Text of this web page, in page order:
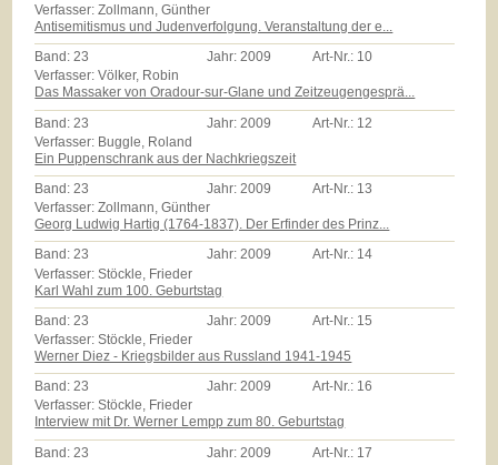
Verfasser: Zollmann, Günther
Antisemitismus und Judenverfolgung. Veranstaltung der e...
Band:23 Jahr:2009 Art-Nr.: 10
Verfasser: Völker, Robin
Das Massaker von Oradour-sur-Glane und Zeitzeugengesprä...
Band: 23 Jahr: 2009 Art-Nr.: 12
Verfasser: Buggle, Roland
Ein Puppenschrank aus der Nachkriegszeit
Band:23 Jahr:2009 Art-Nr.: 13
Verfasser: Zollmann, Günther
Georg Ludwig Hartig (1764-1837). Der Erfinder des Prinz...
Band:23 Jahr:2009 Art-Nr.: 14
Verfasser: Stöckle, Frieder
Karl Wahl zum 100. Geburtstag
Band:23 Jahr:2009 Art-Nr.: 15
Verfasser: Stöckle, Frieder
Werner Diez - Kriegsbilder aus Russland 1941-1945
Band:23 Jahr:2009 Art-Nr.: 16
Verfasser: Stöckle, Frieder
Interview mit Dr. Werner Lempp zum 80. Geburtstag
Band: 23 Jahr: 2009 Art-Nr.: 17